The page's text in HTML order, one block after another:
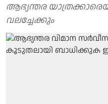
ആഭ്യന്തര
വലച്ചേക്കും